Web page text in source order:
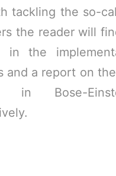
tackling the so-
the reader will
in the
and a report on
in Bose-